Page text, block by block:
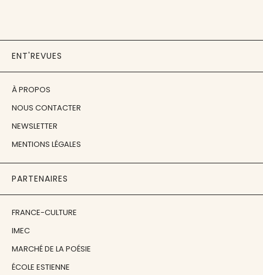
ENT'REVUES
À PROPOS
NOUS CONTACTER
NEWSLETTER
MENTIONS LÉGALES
PARTENAIRES
FRANCE-CULTURE
IMEC
MARCHÉ DE LA POÉSIE
ÉCOLE ESTIENNE